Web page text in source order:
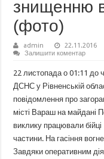
знищенню
(фото)
admin 22.11.2016
Залишити коментар
22 листопада о 01:11 до
ДСНС у Рівненській
повідомлення про
місті Вараш на майдані
виклику працювали
частини. На гасіння
Завдяки оперативним